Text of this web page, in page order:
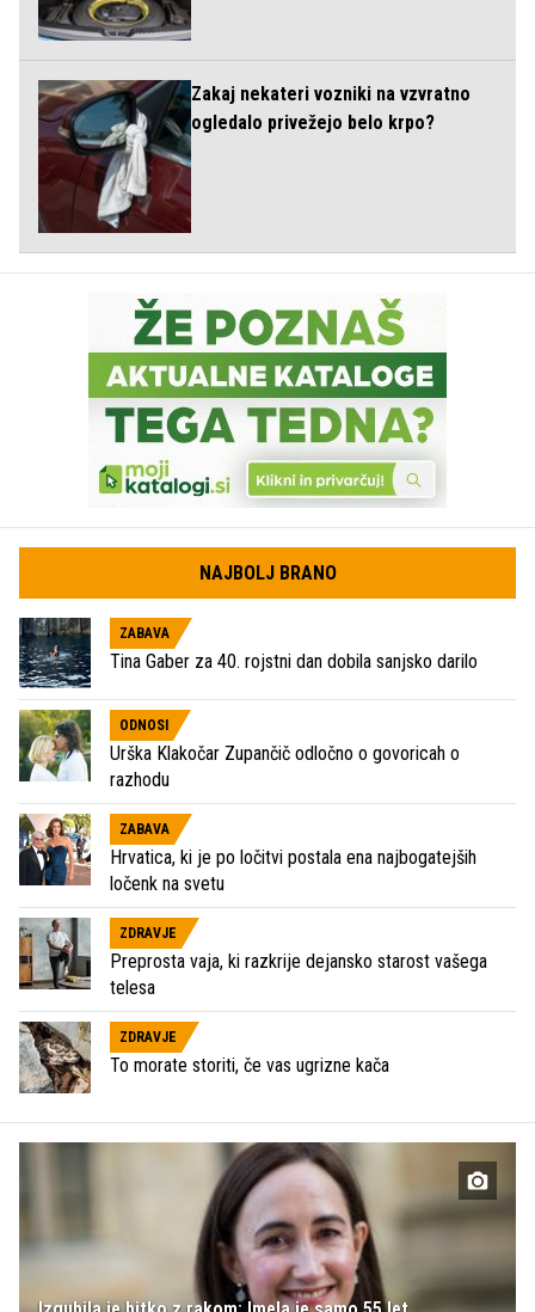
Zakaj nekateri vozniki na vzvratno
ogledalo privežejo belo krpo?
NAJBOLJ BRANO
ZABAVA
Tina Gaber za 40. rojstni dan dobila sanjsko darilo
ODNOSI
Urška Klakočar Zupančič odločno o govoricah o
razhodu
ZABAVA
Hrvatica, ki je po ločitvi postala ena najbogatejših
ločenk na svetu
ZDRAVJE
Preprosta vaja, ki razkrije dejansko starost vašega
telesa
ZDRAVJE
To morate storiti, če vas ugrizne kača